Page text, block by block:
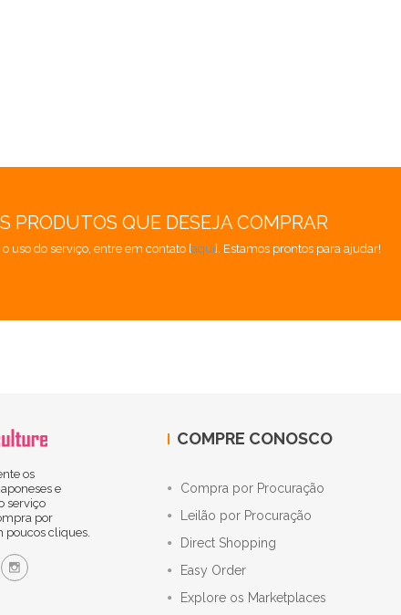
PRODUTOS QUE DESEJA COMPRAR
uso do serviço, entre em contato [aqui]. Estamos prontos para ajudar!
os
e
serviço
por
poucos cliques.
COMPRE CONOSCO
Compra por Procuração
Leilão por Procuração
Direct Shopping
Easy Order
Explore os Marketplaces